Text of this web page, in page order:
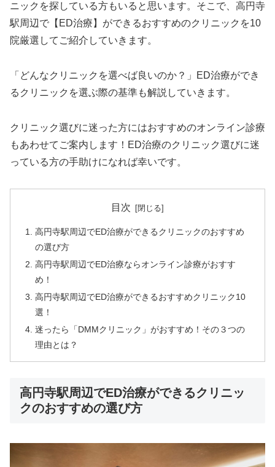
ニックを探している方もいると思います。そこで、高円寺
駅周辺で【ED治療】ができるおすすめのクリニックを10
院厳選してご紹介していきます。
「どんなクリニックを選べば良いのか？」ED治療ができ
るクリニックを選ぶ際の基準も解説していきます。
クリニック選びに迷った方にはおすすめのオンライン診療
もあわせてご案内します！ED治療のクリニック選びに迷
っている方の手助けになれば幸いです。
目次
高円寺駅周辺でED治療ができるクリニックのおすすめ
の選び方
高円寺駅周辺でED治療ならオンライン診療がおすす
め！
高円寺駅周辺でED治療ができるおすすめクリニック10
選！
迷ったら「DMMクリニック」がおすすめ！その３つの
理由とは？
高円寺駅周辺でED治療ができるクリニッ
クのおすすめの選び方